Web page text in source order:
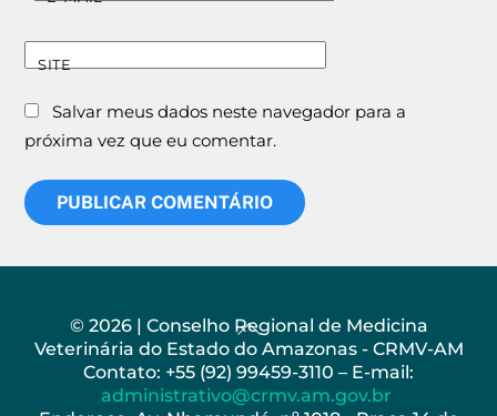
SITE
Salvar meus dados neste navegador para a
próxima vez que eu comentar.
Back
To
Top
© 2026 | Conselho Regional de Medicina
Veterinária do Estado do Amazonas - CRMV-AM
Contato: +55 (92) 99459-3110 – E-mail:
administrativo@crmv.am.gov.br